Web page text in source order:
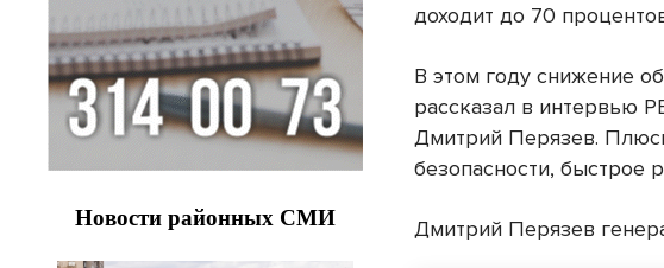
доходит до 70
В этом году снижение
рассказал в интервью
Дмитрий Перязев.
безопасности, быстрое
Дмитрий Перязев